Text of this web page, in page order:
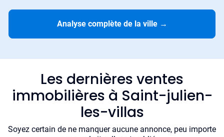
Analyse complète de la ville →
Les dernières ventes
immobilières à Saint-julien-
les-villas
Soyez certain de ne manquer aucune annonce, peu importe